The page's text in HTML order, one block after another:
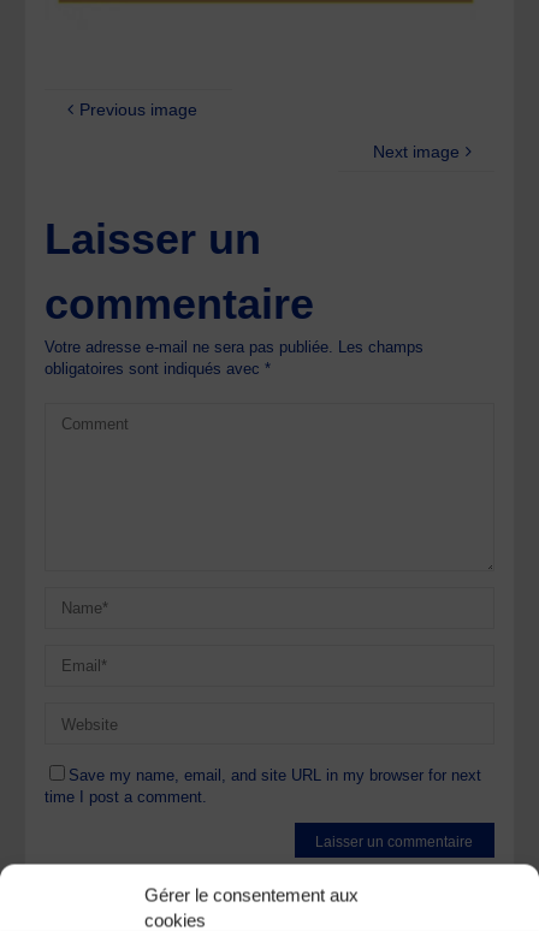
Gérer le consentement aux
cookies
Previous image
Next image
Laisser un
commentaire
Votre adresse e-mail ne sera pas publiée.
Les champs
obligatoires sont indiqués avec*
Save my name, email, and site URL in my browser for next
time I post a comment.
Ce site utilise Akismet pour réduire les indésirables.
savoir plus sur la façon dont les données de vos